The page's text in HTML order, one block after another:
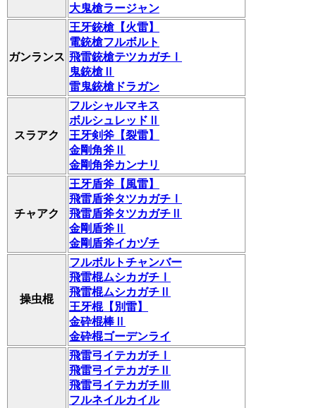
大鬼槍ラージャン
ガンランス
王牙銃槍【火雷】
電銃槍フルボルト
飛雷銃槍テツカガチⅠ
鬼銃槍Ⅱ
雷鬼銃槍ドラガン
スラアク
フルシャルマキス
ボルシュレッドⅡ
王牙剣斧【裂雷】
金剛角斧Ⅱ
金剛角斧カンナリ
チャアク
王牙盾斧【風雷】
飛雷盾斧タツカガチⅠ
飛雷盾斧タツカガチⅡ
金剛盾斧Ⅱ
金剛盾斧イカヅチ
操虫棍
フルボルトチャンバー
飛雷棍ムシカガチⅠ
飛雷棍ムシカガチⅡ
王牙棍【別雷】
金砕棍棒Ⅱ
金砕棍ゴーデンライ
飛雷弓イテカガチⅠ
飛雷弓イテカガチⅡ
飛雷弓イテカガチⅢ
フルネイルカイル